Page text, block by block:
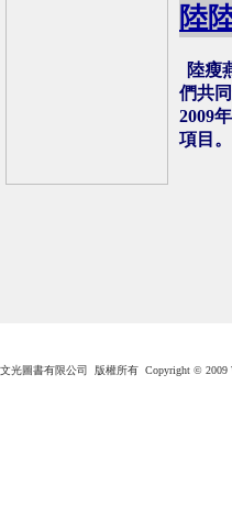
陸
陸瘦
們共
2009
項目。
文光圖書有限公司 版權所有 Copyright © 2009